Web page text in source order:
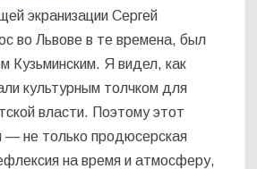
экранизации Сергей
во Львове в те времена, был
Кузьминским. Я видел, как
культурным толчком для
власти. Поэтому этот
— не только продюсерская
на время и атмосферу,